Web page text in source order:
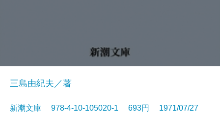
三島由紀夫／著
新潮文庫 978-4-10-105020-1 693円 1971/07/27